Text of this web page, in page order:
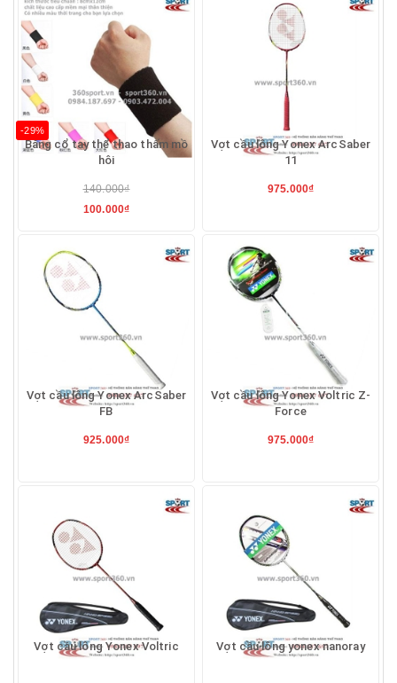
-29%
Băng cổ tay thể thao thấm mồ
hôi
140.000₫
100.000₫
Vợt cầu lông Yonex ArcSaber
11
975.000₫
Vợt cầu lông Yonex ArcSaber
FB
925.000₫
Vợt cầu lông Yonex Voltric Z-
Force
975.000₫
Vợt cầu lông Yonex Voltric Vợt cầu lông yonex nanoray